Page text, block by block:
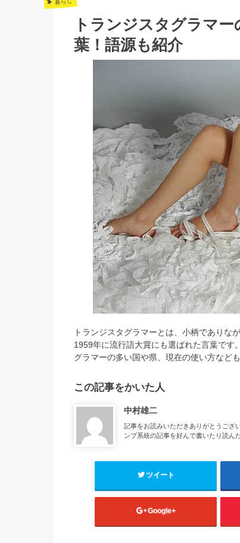
トランジスタグラマ
葉！語源も紹介
トランジスタグラマーとは、小柄でありな
1959年に流行語大賞にも選ばれた言葉です
グラマーの多い国や県、現在の使い方なども
この記事をかいた人
中村雄二
記事をお読みいただきありがとうござ
ンプ系統の記事を好んで書いたり読ん
ツイート
Google+